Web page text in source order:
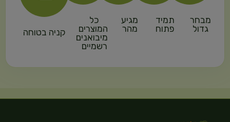
מבחר
גדול
תמיד
פתוח
מגיע
מהר
כל
המוצרים
מיבואנים
רשמיים
קניה בטוחה